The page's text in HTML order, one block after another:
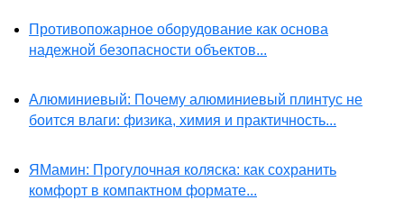
Противопожарное оборудование как основа
надежной безопасности объектов...
Алюминиевый: Почему алюминиевый плинтус не
боится влаги: физика, химия и практичность...
ЯМамин: Прогулочная коляска: как сохранить
комфорт в компактном формате...